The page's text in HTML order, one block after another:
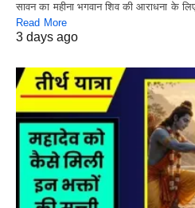
सावन का महीना भगवान शिव की आराधना के
Read More
3 days ago